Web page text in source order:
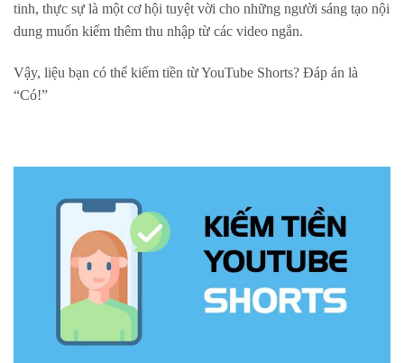
tinh, thực sự là một cơ hội tuyệt vời cho những người sáng tạo nội
dung muốn kiếm thêm thu nhập từ các video ngắn.
Vậy, liệu bạn có thể kiếm tiền từ YouTube Shorts? Đáp án là
“Có!”